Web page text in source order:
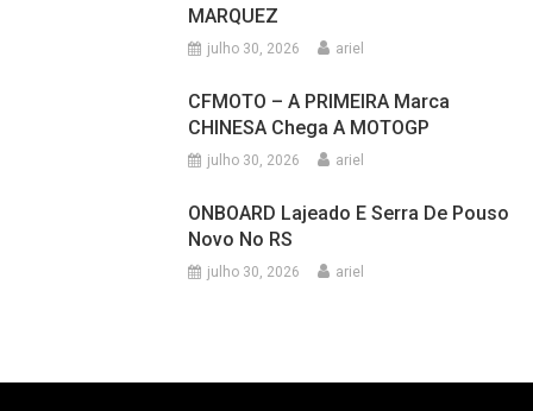
julho 30, 2026
CHINESA Chega A MOTOGP
julho 30, 2026 ariel
Novo No RS
julho 30, 2026